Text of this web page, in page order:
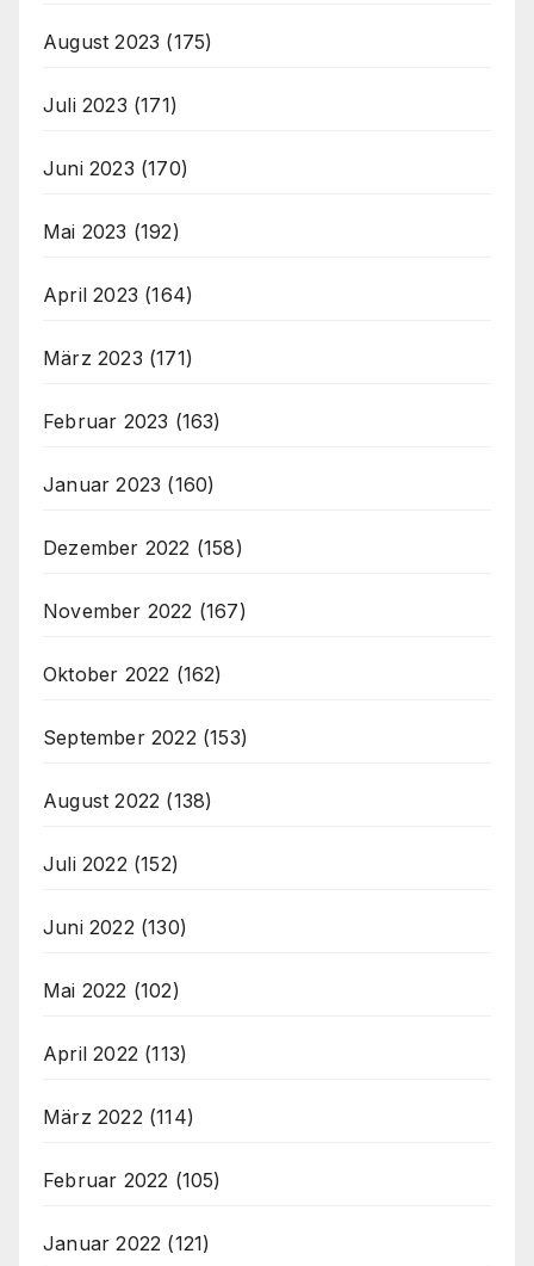
August 2023 (175)
Juli 2023 (171)
Juni 2023 (170)
Mai 2023 (192)
April 2023 (164)
März 2023 (171)
Februar 2023 (163)
Januar 2023 (160)
Dezember 2022 (158)
November 2022 (167)
Oktober 2022 (162)
September 2022 (153)
August 2022 (138)
Juli 2022 (152)
Juni 2022 (130)
Mai 2022 (102)
April 2022 (113)
März 2022 (114)
Februar 2022 (105)
Januar 2022 (121)